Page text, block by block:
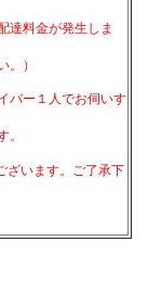
達料金が発生しま
。）
バー１人でお伺いす
。
ざいます。ご了承下